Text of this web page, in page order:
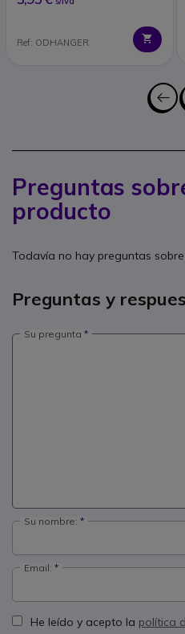
Ref: ODHANGER
Preguntas
producto
Todavía no hay preguntas
Preguntas y
Su pregunta
Su nombre:
Email:
He leído y acepto la política